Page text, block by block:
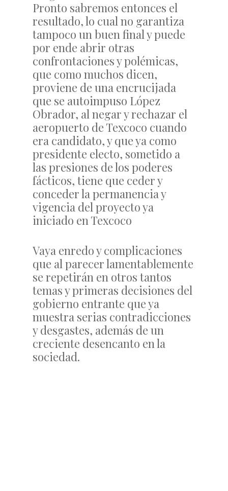
Pronto sabremos entonces el
resultado, lo cual no garantiza
tampoco un buen final y puede
por ende abrir otras
confrontaciones y polémicas,
que como muchos dicen,
proviene de una encrucijada
que se autoimpuso López
Obrador, al negar y rechazar el
aeropuerto de Texcoco cuando
era candidato, y que ya como
presidente electo, sometido a
las presiones de los poderes
fácticos, tiene que ceder y
conceder la permanencia y
vigencia del proyecto ya
iniciado en Texcoco
Vaya enredo y complicaciones
que al parecer lamentablemente
se repetirán en otros tantos
temas y primeras decisiones del
gobierno entrante que ya
muestra serias contradicciones
y desgastes, además de un
creciente desencanto en la
sociedad.